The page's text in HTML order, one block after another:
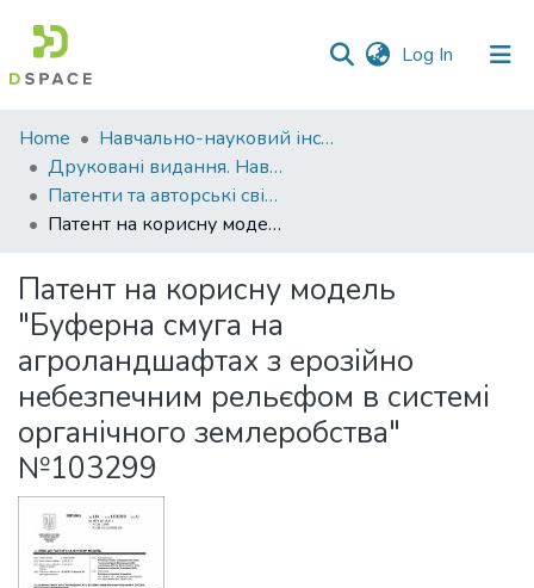
Log In (current)
Communities
&
Collections
Statistics
Home
Навчально-науковий інститут агротехнологій, селекції та екології
Друковані видання. Навчально-науковий інститут агротехнологій, селекції та екології
Патенти та авторські свідоцтва. Навчально-науковий інститут агротехнологій, селекції та екології
Патент на корисну модель "Буферна смуга на агроландшафтах з ерозійно небезпечним рельєфом в системі органічного землеробства" №103299
Патент на корисну модель
"Буферна смуга на
агроландшафтах з ерозійно
небезпечним рельєфом в системі
органічного землеробства"
№103299